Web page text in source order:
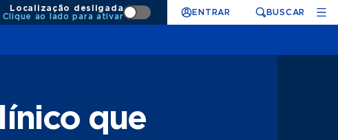
Localização desligada
Clique ao lado para ativar
ENTRAR BUSCAR
que